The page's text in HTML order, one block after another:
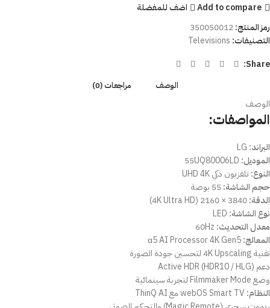
Add to compare
اضف للمفضلة
رمز المنتج:350050012
التصنيفات: Televisions
Share:
الوصف مراجعات (0)
الوصف
المواصفات:
البراند:
الموديل:
النوع: تلفزيون ذكي UHD 4K
حجم الشاشة:
الدقة:
نوع الشاشة:
معدل التحديث:
المعالج:
تقنية 4K Upscaling لتحسين جودة الصورة
دعم Active HDR (HDR10 / HLG)
وضع Filmmaker Mode لتجربة سينمائية
النظام: